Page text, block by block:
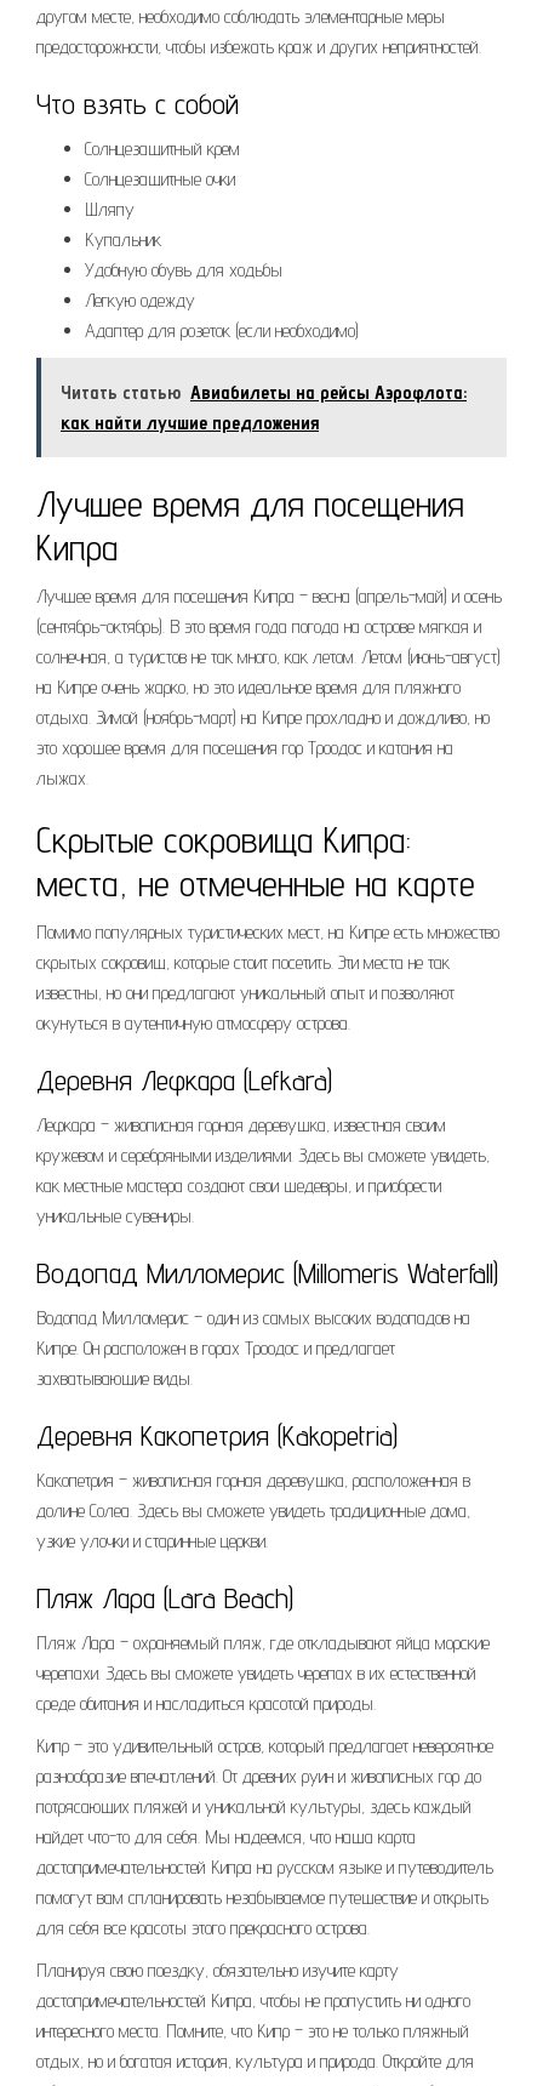
другом месте, необходимо соблюдать элементарные меры
предосторожности, чтобы избежать краж и других неприятностей.
Что взять с собой
Солнцезащитный крем
Солнцезащитные очки
Шляпу
Купальник
Удобную обувь для ходьбы
Легкую одежду
Адаптер для розеток (если необходимо)
Читать статью Авиабилеты на рейсы Аэрофлота:
как найти лучшие предложения
Лучшее время для посещения
Кипра
Лучшее время для посещения Кипра – весна (апрель-май) и осень
(сентябрь-октябрь). В это время года погода на острове мягкая и
солнечная, а туристов не так много, как летом. Летом (июнь-август)
на Кипре очень жарко, но это идеальное время для пляжного
отдыха. Зимой (ноябрь-март) на Кипре прохладно и дождливо, но
это хорошее время для посещения гор Троодос и катания на
лыжах.
Скрытые сокровища Кипра:
места, не отмеченные на карте
Помимо популярных туристических мест, на Кипре есть множество
скрытых сокровищ, которые стоит посетить. Эти места не так
известны, но они предлагают уникальный опыт и позволяют
окунуться в аутентичную атмосферу острова.
Деревня Лефкара (Lefkara)
Лефкара – живописная горная деревушка, известная своим
кружевом и серебряными изделиями. Здесь вы сможете увидеть,
как местные мастера создают свои шедевры, и приобрести
уникальные сувениры.
Водопад Милломерис (Millomeris Waterfall)
Водопад Милломерис – один из самых высоких водопадов на
Кипре. Он расположен в горах Троодос и предлагает
захватывающие виды.
Деревня Какопетрия (Kakopetria)
Какопетрия – живописная горная деревушка, расположенная в
долине Солеа. Здесь вы сможете увидеть традиционные дома,
узкие улочки и старинные церкви.
Пляж Лара (Lara Beach)
Пляж Лара – охраняемый пляж, где откладывают яйца морские
черепахи. Здесь вы сможете увидеть черепах в их естественной
среде обитания и насладиться красотой природы.
Кипр – это удивительный остров, который предлагает невероятное
разнообразие впечатлений. От древних руин и живописных гор до
потрясающих пляжей и уникальной культуры, здесь каждый
найдет что-то для себя. Мы надеемся, что наша карта
достопримечательностей Кипра на русском языке и путеводитель
помогут вам спланировать незабываемое путешествие и открыть
для себя все красоты этого прекрасного острова.
Планируя свою поездку, обязательно изучите карту
достопримечательностей Кипра, чтобы не пропустить ни одного
интересного места. Помните, что Кипр – это не только пляжный
отдых, но и богатая история, культура и природа. Откройте для